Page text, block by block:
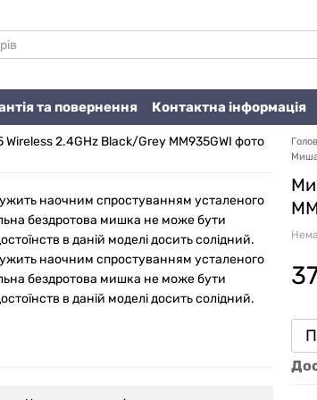
та повернення Контактна інформація
наочним спростуванням усталеного
бездротова мишка не може бути
в даній моделі досить солідний.
наочним спростуванням усталеного
бездротова мишка не може бути
в даній моделі досить солідний.
Миша